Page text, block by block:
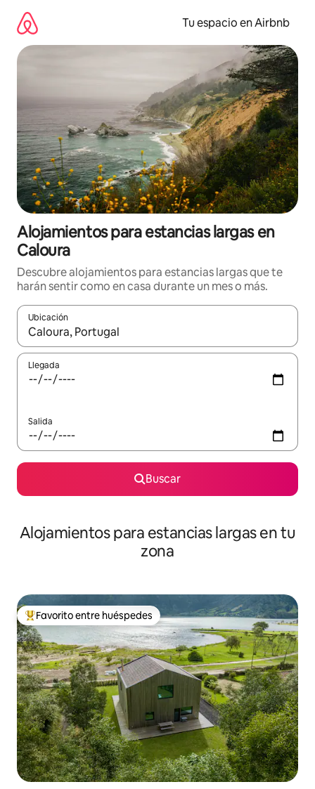
contenido
Tu espacio en Airbnb
Alojamientos para estancias largas en
Caloura
Descubre alojamientos para estancias largas que te
harán sentir como en casa durante un mes o más.
Ubicación
Cuando los resultados estén disponibles, podrás navegar
Llegada
Salida
Buscar
Alojamientos para estancias largas en tu
zona
De los mejores en Favorito entre huéspedes
Favorito entre huéspedes